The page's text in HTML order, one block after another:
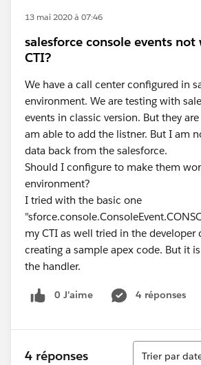
13 mai 2020 à 07:46
salesforce console events
CTI?
We have a call center configured in
environment. We are testing with
events in classic version. But they
am able to add the listner. But I am
data back from the salesforce.
Should I configure to make them
environment?
I tried with the basic one
my CTI as well tried in the developer
creating a sample apex code. But it
the handler.
0 J’aime 4 réponses
4 réponses
Tri
Trier par